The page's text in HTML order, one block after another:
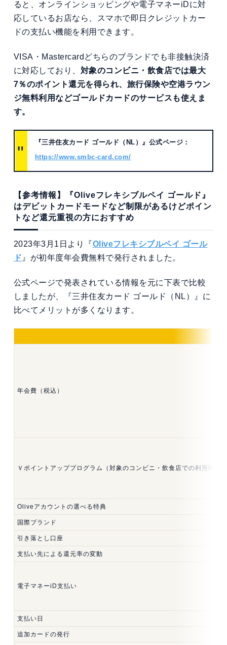
ると、オンラインショッピングや電子マネーiDに対
応しているお店なら、スマホで即日クレジットカー
ドの支払い機能を利用できます。
VISA・Mastercardどちらのブランドでも非接触決済
に対応しており、 対象のコンビニ・飲食店では最大
7％のポイント還元を得られ、旅行保険や空港ラウン
ジ無料利用などゴールドカードのサービスも使えま
す。
『三井住友カード ゴールド（NL）』公式ページ：
https://www.smbc-card.com/
【参考情報】『Oliveフレキシブルペイ ゴールド』
はデビットカードモードなど制限があるけどポイン
トなど還元重視の方におすすめ
2023年3月1日より『Oliveフレキシブルペイ ゴール
ド 』が初年度年会費無料で発行されました。
公式ページで発表されている情報を元に下表で比較
しましたが、『三井住友カード ゴールド（NL）』に
比べてメリットが多くなります。
年会費（税込）
Ｖポイントアッププログラム（対象のコンビニ・飲食店での利用時）
Oliveアカウントの選べる特典
国際ブランド
引き落とし口座
支払い先による還元率の変動
電子マネーiD支払い
支払い日
追加カードの発行